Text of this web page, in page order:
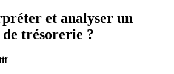
et analyser un
trésorerie ?